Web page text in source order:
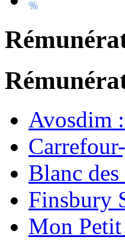
Avosdim
Blanc
Finsbury
Mon